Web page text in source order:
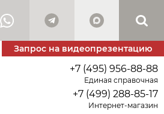
Запрос на видеопрезентацию
+7 (495) 956-88-88
Единая справочная
+7 (499) 288-85-17
Интернет-магазин